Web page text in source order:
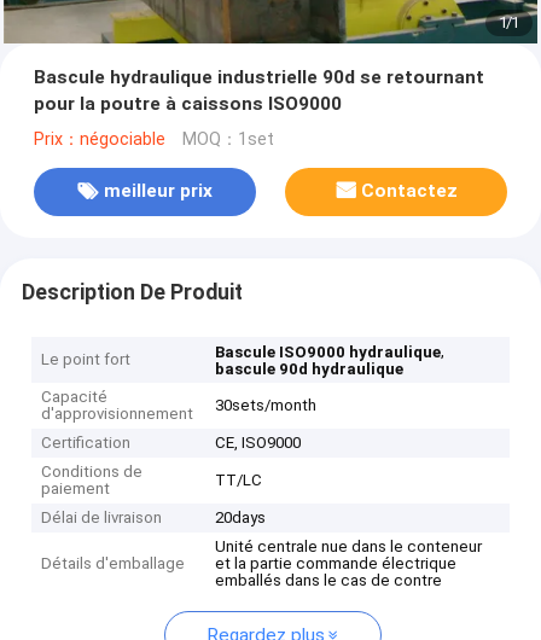
1/1
Bascule hydraulique industrielle 90d se retournant
pour la poutre à caissons ISO9000
Prix：négociable MOQ：1set
meilleur prix Contactez
Description De Produit
Le point fort Bascule ISO9000 hydraulique,
bascule 90d hydraulique
Capacité
d'approvisionnement
30sets/month
Certification
CE, ISO9000
Conditions de
paiement
TT/LC
Délai de livraison 20days
Détails d'emballage
Unité centrale nue dans le conteneur
et la partie commande électrique
emballés dans le cas de contre
Regardez plus